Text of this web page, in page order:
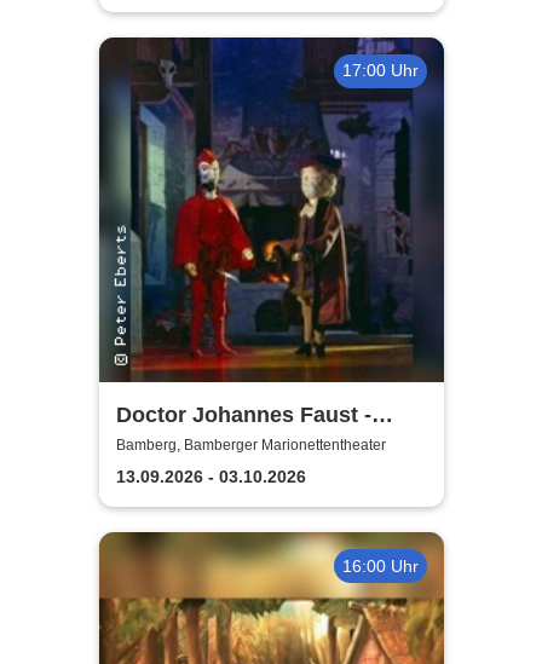
17:00 Uhr
Doctor Johannes Faust -
Bamberger
Marionettentheater
Bamberg, Bamberger Marionettentheater
13.09.2026 - 03.10.2026
16:00 Uhr